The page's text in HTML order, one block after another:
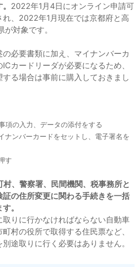
2022年1月4日にオンライン申請可
、2022年1月現在では京都府と高
対象です。
必要書類に加え、マイナンバーカ
カードリーダが必要になるため、
る場合は事前に購入しておきまし
項の入力、データの添付をする
ナンバーカードをセットし、電子署名を
す
村、警察署、民間機関、税事務所と
証の住所変更に関わる手続きを一括
。
りに行かなければならない自動車
村の役所で取得する住民票など、
途取りに行く必要はありません。